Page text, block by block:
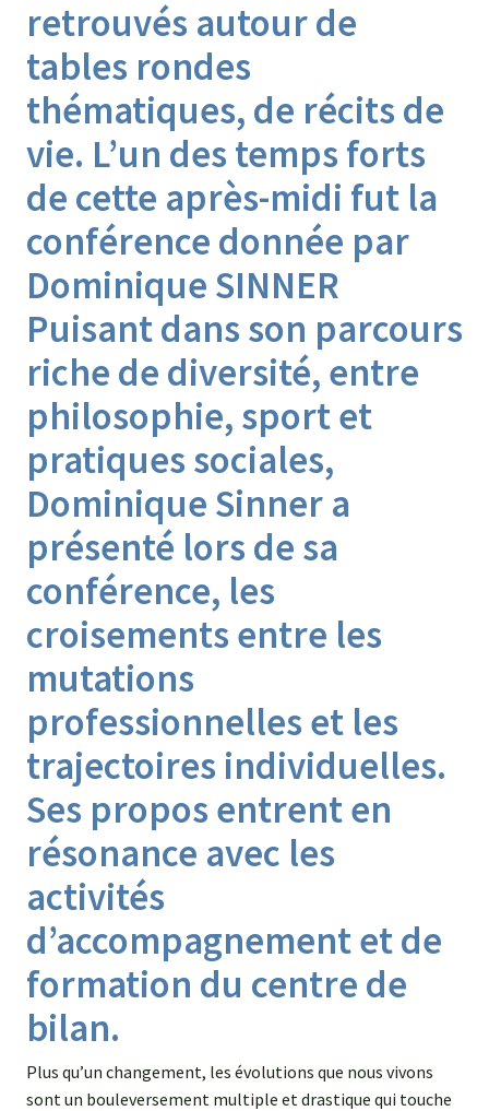
retrouvés autour de
tables rondes
thématiques, de récits de
vie. L’un des temps forts
de cette après-midi fut la
conférence donnée par
Dominique SINNER
Puisant dans son parcours
riche de diversité, entre
philosophie, sport et
pratiques sociales,
Dominique Sinner a
présenté lors de sa
conférence, les
croisements entre les
mutations
professionnelles et les
trajectoires individuelles.
Ses propos entrent en
résonance avec les
activités
d’accompagnement et de
formation du centre de
bilan.
Plus qu’un changement, les évolutions que nous vivons
sont un bouleversement multiple et drastique qui touche